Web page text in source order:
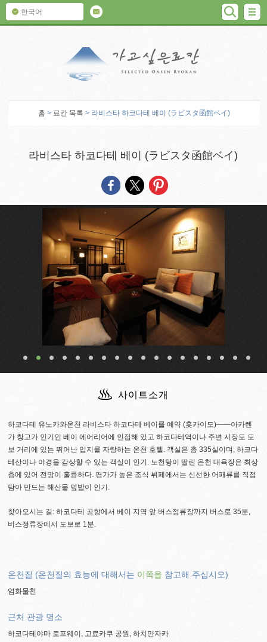
한국어 검색
홈 > 료칸 목록 > 라비스타 하코다테 베이 (ラビスタ函館ベイ)
라비스타 하코다테 베이 (ラビスタ函館ベイ)
사이트소개
하코다테 유노카와온천 라비스타 하코다테 베이를 예약 (홋카이도)――아카렌
가 창고가 인기인 베이 에어리어에 인접해 있고 하코다테역이나 주변 시장도 도
보 거리에 있는 뛰어난 입지를 자랑하는 온천 호텔. 객실은 총 335실이며, 하코다
테산이나 야경을 감상할 수 있는 객실이 인기. 노천탕이 딸린 온천 대욕장은 최상
층에 있어 전망이 훌륭하다. 평가가 높은 조식 뷔페에서는 신선한 어패류를 직접
담아 만드는 해산물 덮밥이 인기.
찾아오시는 길: 하코다테 공항에서 베이 지역 앞 버스정류장까지 버스로 35분,
버스정류장에서 도보로 1분.
온천질 (온천질의 효능에 대해서는 이쪽을 참고해 주십시오)
염화물천
근처 관광 명소
하코다테야마 로프웨이, 고료카쿠 공원, 하치만자카